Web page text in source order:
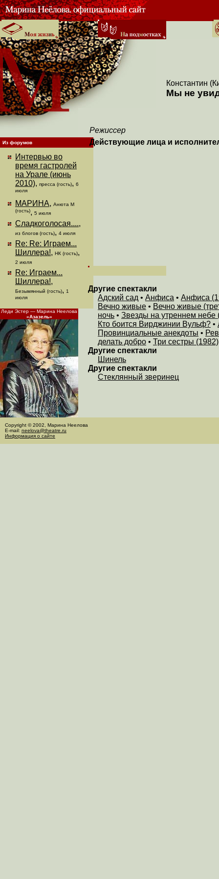
Из форумов
Интервью во
время гастролей
на Урале (июнь
2010), пресса (гость), 6
июля
МАРИНА, Анюта М
(гость), 5 июля
Сладкоголосая....,
из блогов (гость), 4 июля
Re: Re: Играем...
Шиллера!, НК (гость),
2 июля
Re: Играем...
Шиллера!,
Безымянный (гость), 1
июля
Константин
Мы не
Режиссер
Действующие лица и
Другие спектакли
Адский сад • Анфиса • Анфиса
Вечно живые • Вечно живые
ночь • Звезды на утреннем небе
Кто боится Вирджинии Вульф? •
Провинциальные анекдоты •
делать добро • Три сестры (1982)
Другие спектакли
Шинель
Другие спектакли
Стеклянный зверинец
Леди Эстер — Марина Неелова
«Азазель»
Copyright © 2002, Марина Неелова
E-mail: neelova@theatre.ru
Информация о сайте